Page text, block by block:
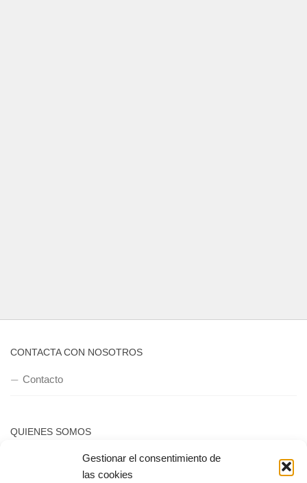
Gestionar el consentimiento de
las cookies
CONTACTA CON NOSOTROS
Contacto
QUIENES SOMOS
Quienes somos